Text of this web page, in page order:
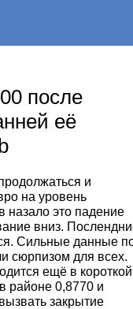
после
её
и
на уровень
назало это падение
вниз.
Сильные данные
сюрпизом для всех.
ещё в короткой
районе 0,8770 и
закрытие